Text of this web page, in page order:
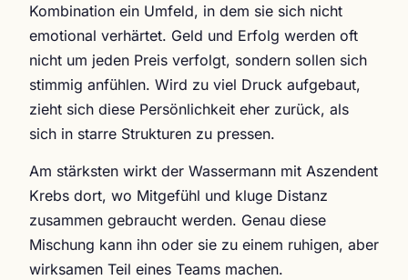
Kombination ein Umfeld, in dem sie sich nicht
emotional verhärtet. Geld und Erfolg werden oft
nicht um jeden Preis verfolgt, sondern sollen sich
stimmig anfühlen. Wird zu viel Druck aufgebaut,
zieht sich diese Persönlichkeit eher zurück, als
sich in starre Strukturen zu pressen.
Am stärksten wirkt der Wassermann mit Aszendent
Krebs dort, wo Mitgefühl und kluge Distanz
zusammen gebraucht werden. Genau diese
Mischung kann ihn oder sie zu einem ruhigen, aber
wirksamen Teil eines Teams machen.